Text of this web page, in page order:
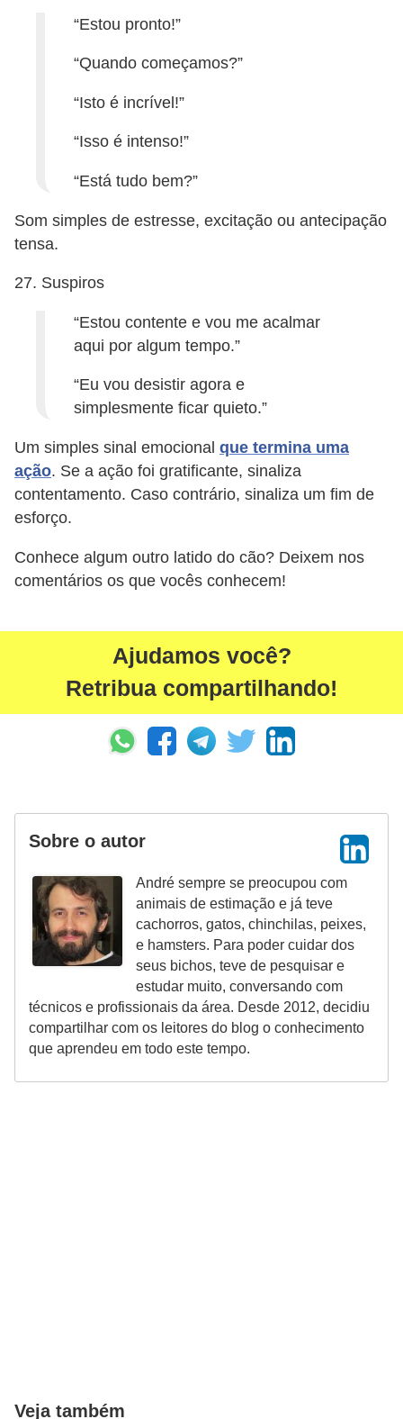
“Estou pronto!”
“Quando começamos?”
“Isto é incrível!”
“Isso é intenso!”
“Está tudo bem?”
Som simples de estresse, excitação ou antecipação
tensa.
27. Suspiros
“Estou contente e vou me acalmar
aqui por algum tempo.”
“Eu vou desistir agora e
simplesmente ficar quieto.”
Um simples sinal emocional que termina uma
ação. Se a ação foi gratificante, sinaliza
contentamento. Caso contrário, sinaliza um fim de
esforço.
Conhece algum outro latido do cão? Deixem nos
comentários os que vocês conhecem!
Ajudamos você?
Retribua compartilhando!
Sobre o autor
André sempre se preocupou com
animais de estimação e já teve
cachorros, gatos, chinchilas, peixes,
e hamsters. Para poder cuidar dos
seus bichos, teve de pesquisar e
estudar muito, conversando com
técnicos e profissionais da área. Desde 2012, decidiu
compartilhar com os leitores do blog o conhecimento
que aprendeu em todo este tempo.
Veja também